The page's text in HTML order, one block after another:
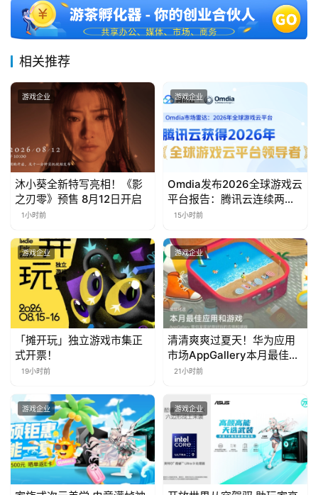
奖
7
月
0
日
游
对
接
会
上
海
站
中
文
(
中
相关推荐
游戏企业
沐小葵全新特写亮相！《影
之刃零》预售 8月12日开启
1小时前
游戏企业
Omdia发布2026全球游戏云
平台报告：腾讯云连续两年
入选“领导者”象限
15小时前
游戏企业
「摊开玩」独立游戏市集正
式开票！
19小时前
游戏企业
清清爽爽过夏天！华为应用
市场AppGallery本月最佳上
新，款款提升幸福感
21小时前
游戏企业 游戏企业